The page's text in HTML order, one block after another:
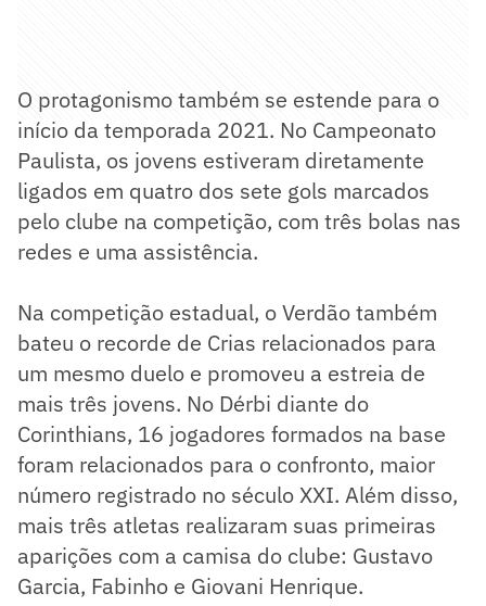
O protagonismo também se estende para o
início da temporada 2021. No Campeonato
Paulista, os jovens estiveram diretamente
ligados em quatro dos sete gols marcados
pelo clube na competição, com três bolas nas
redes e uma assistência.
Na competição estadual, o Verdão também
bateu o recorde de Crias relacionados para
um mesmo duelo e promoveu a estreia de
mais três jovens. No Dérbi diante do
Corinthians, 16 jogadores formados na base
foram relacionados para o confronto, maior
número registrado no século XXI. Além disso,
mais três atletas realizaram suas primeiras
aparições com a camisa do clube: Gustavo
Garcia, Fabinho e Giovani Henrique.